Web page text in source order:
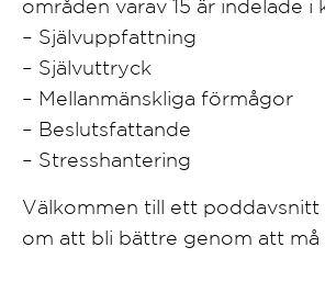
områden varav 15 är indelade i
– Självuppfattning
– Självuttryck
– Mellanmänskliga förmågor
– Beslutsfattande
– Stresshantering
Välkommen till ett poddavsnitt
om att bli bättre genom att må